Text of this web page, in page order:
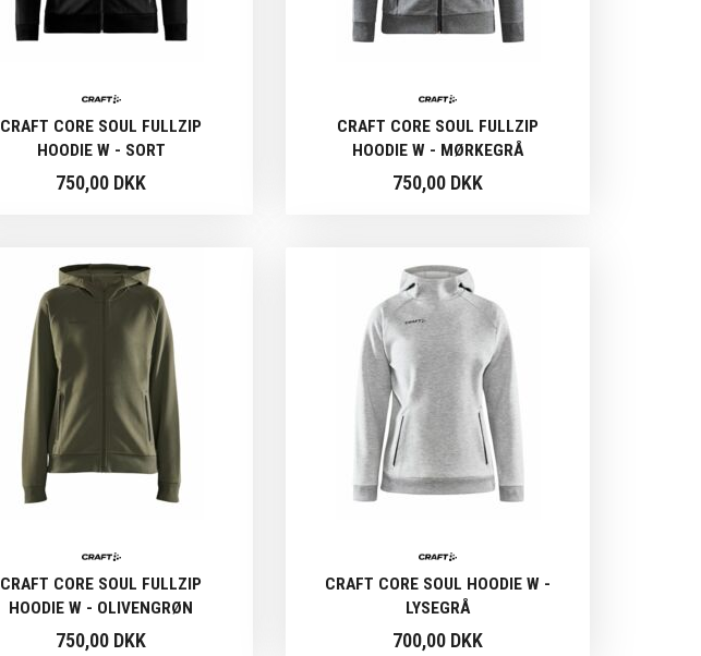
CRAFT CORE SOUL FULLZIP
HOODIE W - SORT
750,00 DKK
CRAFT CORE SOUL FULLZIP
HOODIE W - MØRKEGRÅ
750,00 DKK
CRAFT CORE SOUL FULLZIP
HOODIE W - OLIVENGRØN
750,00 DKK
CRAFT CORE SOUL HOODIE W -
LYSEGRÅ
700,00 DKK